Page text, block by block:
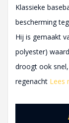
Klassieke
bescherming
Hij is gemaakt
polyester)
droogt ook
regenacht Lees